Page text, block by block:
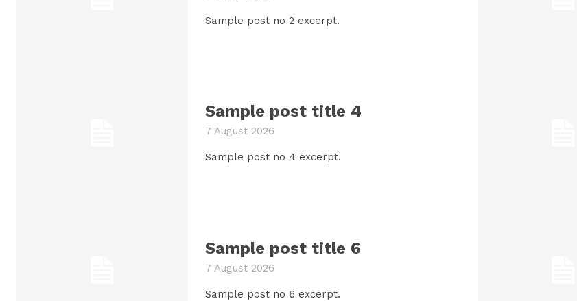
Sample post no 2 excerpt.
Sample post title 4
7 August 2026
Sample post no 4 excerpt.
Sample post title 6
7 August 2026
Sample post no 6 excerpt.